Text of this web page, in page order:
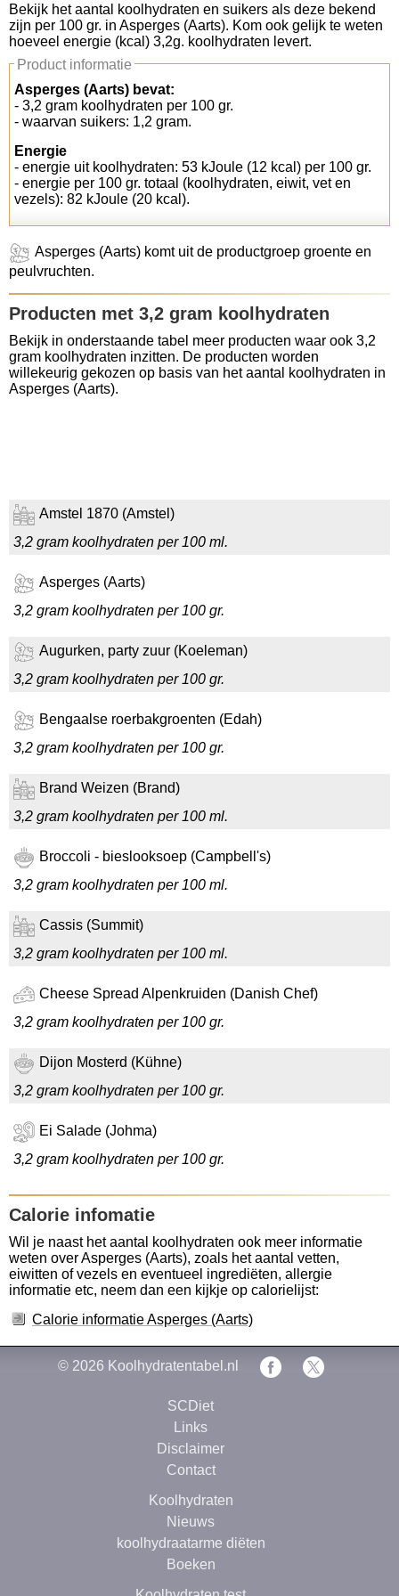
Koolhydraten tellen
Links
Bekijk het aantal koolhydraten en suikers als deze bekend
zijn per 100 gr. in Asperges (Aarts). Kom ook gelijk te weten
hoeveel energie (kcal) 3,2g. koolhydraten levert.
Product informatie
Asperges (Aarts) bevat:
- 3,2 gram koolhydraten per 100 gr.
- waarvan suikers: 1,2 gram.
Energie
- energie uit koolhydraten: 53 kJoule (12 kcal) per 100 gr.
- energie per 100 gr. totaal (koolhydraten, eiwit, vet en
vezels): 82 kJoule (20 kcal).
Asperges (Aarts) komt uit de productgroep groente en
peulvruchten.
Producten met 3,2 gram koolhydraten
Bekijk in onderstaande tabel meer producten waar ook 3,2
gram koolhydraten inzitten. De producten worden
willekeurig gekozen op basis van het aantal koolhydraten in
Asperges (Aarts).
Amstel 1870 (Amstel)
3,2 gram koolhydraten per 100 ml.
Asperges (Aarts)
3,2 gram koolhydraten per 100 gr.
Augurken, party zuur (Koeleman)
3,2 gram koolhydraten per 100 gr.
Bengaalse roerbakgroenten (Edah)
3,2 gram koolhydraten per 100 gr.
Brand Weizen (Brand)
3,2 gram koolhydraten per 100 ml.
Broccoli - bieslooksoep (Campbell's)
3,2 gram koolhydraten per 100 ml.
Cassis (Summit)
3,2 gram koolhydraten per 100 ml.
Cheese Spread Alpenkruiden (Danish Chef)
3,2 gram koolhydraten per 100 gr.
Dijon Mosterd (Kühne)
3,2 gram koolhydraten per 100 gr.
Ei Salade (Johma)
3,2 gram koolhydraten per 100 gr.
Calorie infomatie
Wil je naast het aantal koolhydraten ook meer informatie
weten over Asperges (Aarts), zoals het aantal vetten,
eiwitten of vezels en eventueel ingrediëten, allergie
informatie etc, neem dan een kijkje op calorielijst:
Calorie informatie Asperges (Aarts)
© 2026 Koolhydratentabel.nl
SCDiet
Links
Disclaimer
Contact
Koolhydraten
Nieuws
koolhydraatarme diëten
Boeken